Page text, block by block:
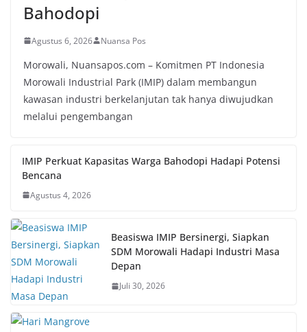
Bahodopi
Agustus 6, 2026 Nuansa Pos
Morowali, Nuansapos.com – Komitmen PT Indonesia
Morowali Industrial Park (IMIP) dalam membangun
kawasan industri berkelanjutan tak hanya diwujudkan
melalui pengembangan
IMIP Perkuat Kapasitas Warga Bahodopi Hadapi Potensi
Bencana
Agustus 4, 2026
Beasiswa IMIP Bersinergi, Siapkan
SDM Morowali Hadapi Industri Masa
Depan
Juli 30, 2026